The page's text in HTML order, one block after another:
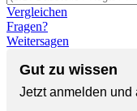
Vergleichen
Fragen?
Weitersagen
Gut zu wissen
Jetzt anmelden